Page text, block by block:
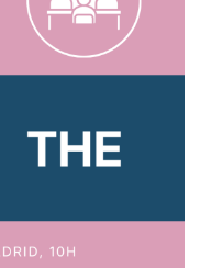
life
settlements
ÉTICAS DE